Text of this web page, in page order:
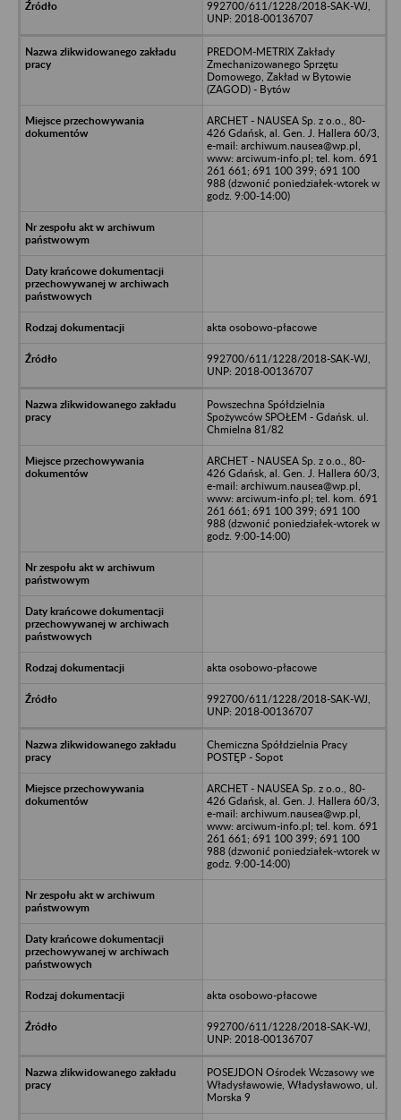
992700/611/1228/2018-SAK-WJ,
UNP: 2018-00136707
PREDOM-METRIX Zakłady
Zmechanizowanego Sprzętu
Domowego, Zakład w Bytowie
(ZAGOD) - Bytów
ARCHET - NAUSEA Sp. z o.o., 80-
426 Gdańsk, al. Gen. J. Hallera 60/3,
e-mail: archiwum.nausea@wp.pl,
www: arciwum-info.pl; tel. kom. 691
261 661; 691 100 399; 691 100
988 (dzwonić poniedziałek-wtorek w
godz. 9:00-14:00)
akta osobowo-płacowe
992700/611/1228/2018-SAK-WJ,
UNP: 2018-00136707
Powszechna Spółdzielnia
Spożywców SPOŁEM - Gdańsk. ul.
Chmielna 81/82
ARCHET - NAUSEA Sp. z o.o., 80-
426 Gdańsk, al. Gen. J. Hallera 60/3,
e-mail: archiwum.nausea@wp.pl,
www: arciwum-info.pl; tel. kom. 691
261 661; 691 100 399; 691 100
988 (dzwonić poniedziałek-wtorek w
godz. 9:00-14:00)
akta osobowo-płacowe
992700/611/1228/2018-SAK-WJ,
UNP: 2018-00136707
Chemiczna Spółdzielnia Pracy
POSTĘP - Sopot
ARCHET - NAUSEA Sp. z o.o., 80-
426 Gdańsk, al. Gen. J. Hallera 60/3,
e-mail: archiwum.nausea@wp.pl,
www: arciwum-info.pl; tel. kom. 691
261 661; 691 100 399; 691 100
988 (dzwonić poniedziałek-wtorek w
godz. 9:00-14:00)
akta osobowo-płacowe
992700/611/1228/2018-SAK-WJ,
UNP: 2018-00136707
POSEJDON Ośrodek Wczasowy we
Władysławowie, Władysławowo, ul.
Morska 9